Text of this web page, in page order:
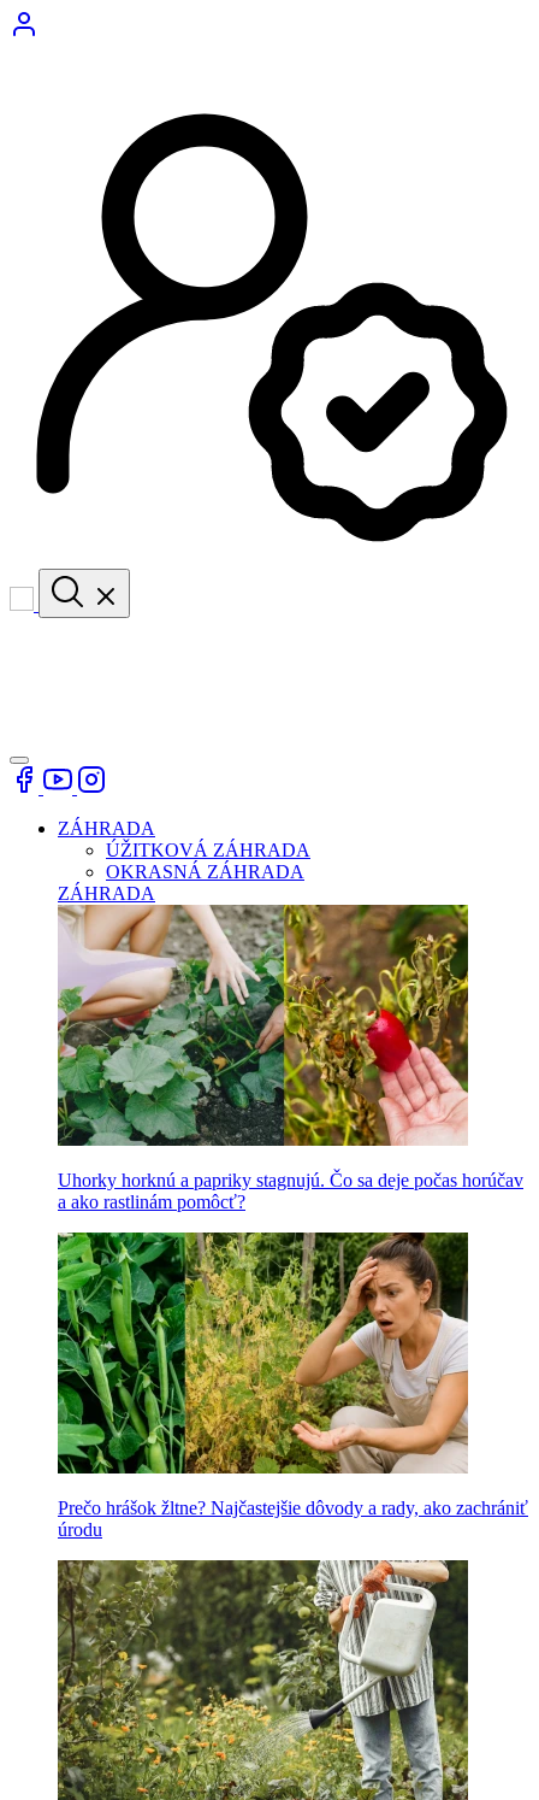
ZÁHRADA
ÚŽITKOVÁ ZÁHRADA
OKRASNÁ ZÁHRADA
ZÁHRADA
Uhorky horknú a papriky stagnujú. Čo sa deje počas horúčav
a ako rastlinám pomôcť?
Prečo hrášok žltne? Najčastejšie dôvody a rady, ako zachrániť
úrodu